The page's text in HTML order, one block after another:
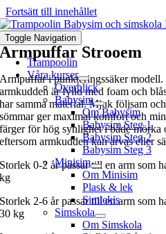
Fortsätt till innehållet
Toggle Navigation
Trampoolin
Våra kurser
Överblick
Babysim
Om Babysim
Babysim Steg 1
Babysim Steg 2
Babysim Steg 3
Minisim
Om Minisim
Plask & lek
Simlekis
Simskola
Om Simskola
Armpuffar Strooem
Armpuffar i punkteringssäker
armkudden är fylld med foam och
har samma material. Mjuk följsam
sömmar ger maximal komfort och
färger för hög synlighet i både
eftersom armkudden kan ärvas eller
Storlek 0-2 år passar till en arm som
kg
Storlek 2-6 år passar till en arm som
30 kg